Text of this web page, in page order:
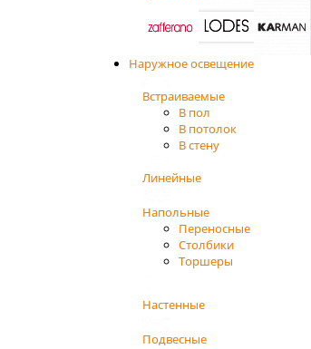
Наружное освещение
Встраиваемые
В пол
В потолок
В стену
Линейные
Напольные
Переносные
Столбики
Торшеры
Настенные
Подвесные